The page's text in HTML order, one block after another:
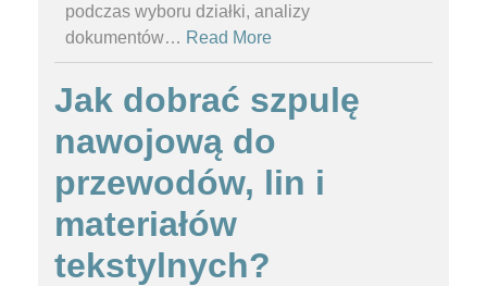
podczas wyboru działki, analizy
dokumentów… Read More
Jak dobrać szpulę
nawojową do
przewodów, lin i
materiałów
tekstylnych?